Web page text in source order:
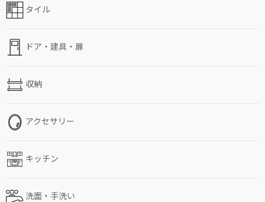
タイル
ドア・建具・扉
収納
アクセサリー
キッチン
洗面・手洗い